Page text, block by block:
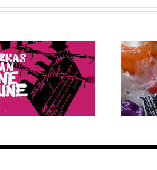
Bolsas de plástico: 5
datos que debes
saber sobre su
producción y
consumo